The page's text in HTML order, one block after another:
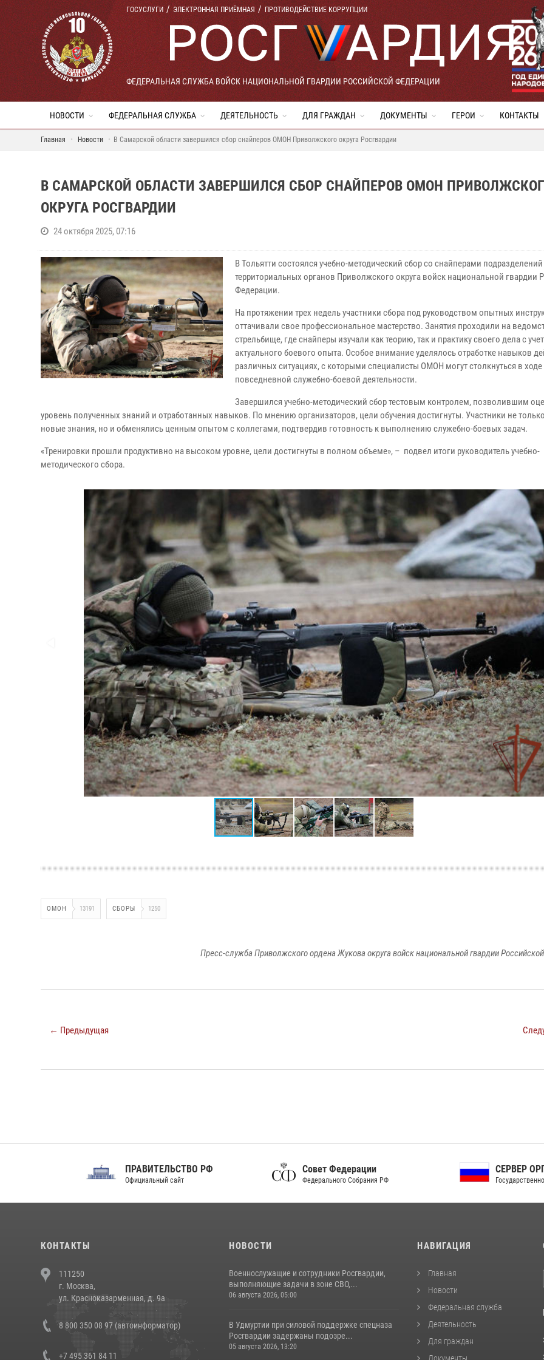
ГОСУСЛУГИ ЭЛЕКТРОННАЯ ПРИЁМНАЯ ПРОТИВОДЕЙСТВИЕ КОРРУПЦИИ
ФЕДЕРАЛЬНАЯ СЛУЖБА ВОЙСК НАЦИОНАЛЬНОЙ ГВАРДИИ РОССИЙСКОЙ ФЕДЕРАЦИИ
НОВОСТИ ФЕДЕРАЛЬНАЯ СЛУЖБА ДЕЯТЕЛЬНОСТЬ ДЛЯ ГРАЖДАН ДОКУМЕНТЫ ГЕРОИ КОНТАКТЫ
Главная Новости В Самарской области завершился сбор снайперов ОМОН Приволжского округа Росгвардии
В САМАРСКОЙ ОБЛАСТИ ЗАВЕРШИЛСЯ СБОР СНАЙПЕРОВ ОМОН
ОКРУГА РОСГВАРДИИ
24 октября 2025, 07:16
В Тольятти состоялся учебно-методический сбор со снайперами
территориальных органов Приволжского округа войск национальной гвардии
Федерации.
На протяжении трех недель участники сбора под руководством опытных
оттачивали свое профессиональное мастерство. Занятия проходили на
стрельбище, где снайперы изучали как теорию, так и практику своего дела с
актуального боевого опыта. Особое внимание уделялось отработке навыков
различных ситуациях, с которыми специалисты ОМОН могут столкнуться в ходе
повседневной служебно-боевой деятельности.
Завершился учебно-методический сбор тестовым контролем, позволившим
уровень полученных знаний и отработанных навыков. По мнению организаторов, цели обучения достигнуты. Участники не
новые знания, но и обменялись ценным опытом с коллегами, подтвердив готовность к выполнению служебно-боевых задач.
«Тренировки прошли продуктивно на высоком уровне, цели достигнуты в полном объеме», – подвел итоги руководитель учебно-
методического сбора.
ОМОН 13191 СБОРЫ 1250
Пресс-служба Приволжского ордена Жукова округа войск национальной гвардии
← Предыдущая
ПРАВИТЕЛЬСТВО РФ
Официальный сайт
Совет Федерации
Федерального Собрания РФ
СЕРВЕР ОРГАНОВ
Государственной власти РФ
КОНТАКТЫ
111250
г. Москва,
ул. Красноказарменная, д. 9а
8 800 350 08 97 (автоинформатор)
+7 495 361 84 11
НОВОСТИ
Военнослужащие и сотрудники Росгвардии,
выполняющие задачи в зоне СВО,...
06 августа 2026, 05:00
В Удмуртии при силовой поддержке спецназа
Росгвардии задержаны подозре...
05 августа 2026, 13:20
НАВИГАЦИЯ
Главная
Новости
Федеральная служба
Деятельность
Для граждан